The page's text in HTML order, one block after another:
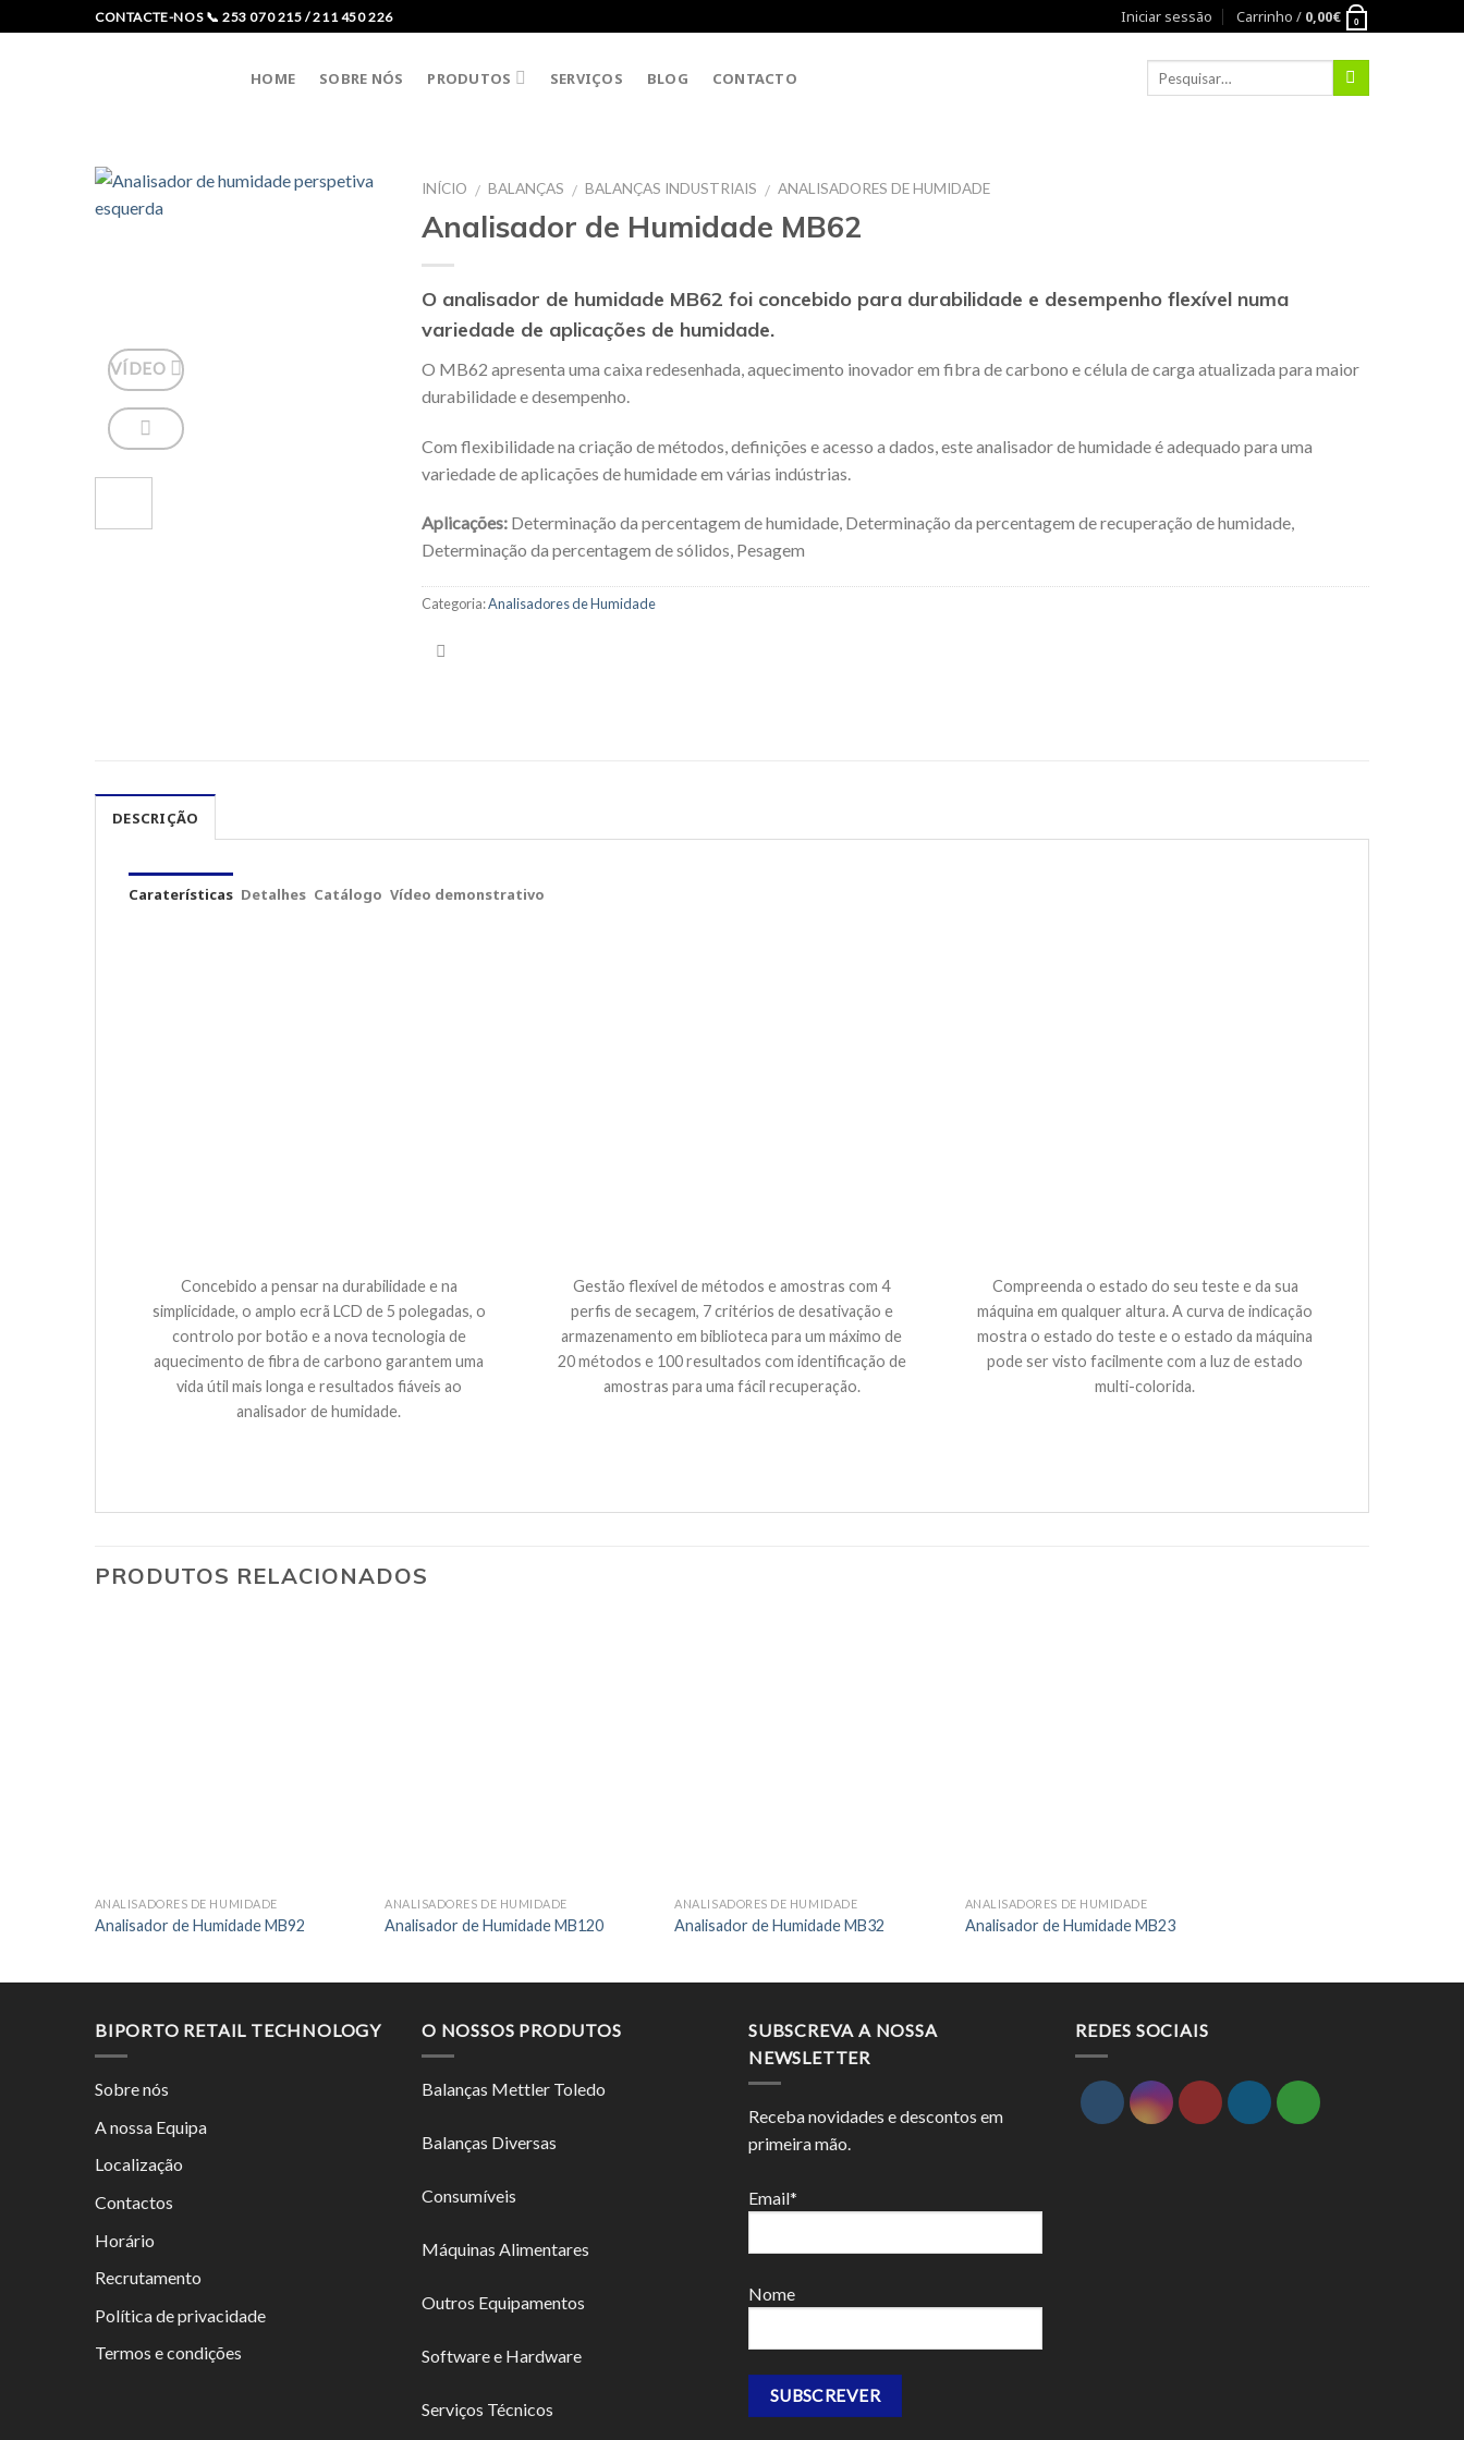
to
CONTACTE-NOS 📞 253 070 215 / 211 450 226 Iniciar sessão Carrinho / 0,00€ 0
HOME SOBRE NÓS PRODUTOS SERVIÇOS BLOG CONTACTO
VÍDEO
INÍCIO / BALANÇAS / BALANÇAS INDUSTRIAIS / ANALISADORES DE HUMIDADE
Analisador de Humidade MB62
O analisador de humidade MB62 foi concebido para durabilidade e desempenho flexível numa
variedade de aplicações de humidade.
O MB62 apresenta uma caixa redesenhada, aquecimento inovador em fibra de carbono e célula de carga atualizada para maior
durabilidade e desempenho.
Com flexibilidade na criação de métodos, definições e acesso a dados, este analisador de humidade é adequado para uma
variedade de aplicações de humidade em várias indústrias.
Aplicações: Determinação da percentagem de humidade, Determinação da percentagem de recuperação de humidade,
Determinação da percentagem de sólidos, Pesagem
Categoria:Analisadores de Humidade
DESCRIÇÃO
Caraterísticas Detalhes Catálogo Vídeo demonstrativo
Concebido a pensar na durabilidade e na
simplicidade, o amplo ecrã LCD de 5 polegadas, o
controlo por botão e a nova tecnologia de
aquecimento de fibra de carbono garantem uma
vida útil mais longa e resultados fiáveis ao
analisador de humidade.
Gestão flexível de métodos e amostras com 4
perfis de secagem, 7 critérios de desativação e
armazenamento em biblioteca para um máximo de
20 métodos e 100 resultados com identificação de
amostras para uma fácil recuperação.
Compreenda o estado do seu teste e da sua
máquina em qualquer altura. A curva de indicação
mostra o estado do teste e o estado da máquina
pode ser visto facilmente com a luz de estado
multi-colorida.
PRODUTOS RELACIONADOS
ANALISADORES DE HUMIDADE
Analisador de Humidade MB92
ANALISADORES DE HUMIDADE
Analisador de Humidade MB120
ANALISADORES DE HUMIDADE
Analisador de Humidade MB32
ANALISADORES DE HUMIDADE
Analisador de Humidade MB23
BIPORTO RETAIL TECHNOLOGY
Sobre nós
A nossa Equipa
Localização
Contactos
Horário
Recrutamento
Política de privacidade
Termos e condições
O NOSSOS PRODUTOS
Balanças Mettler Toledo
Balanças Diversas
Consumíveis
Máquinas Alimentares
Outros Equipamentos
Software e Hardware
Serviços Técnicos
SUBSCREVA A NOSSA
NEWSLETTER
Receba novidades e descontos em
primeira mão.
Email*
Nome
REDES SOCIAIS